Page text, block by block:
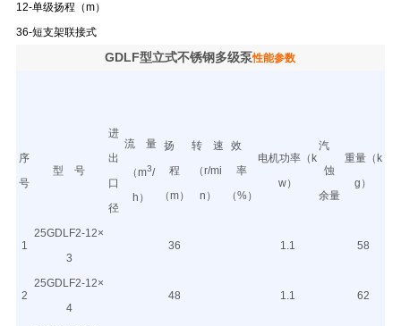
12-单级扬程（m）
36-短支架联接式
GDLF型立式不锈钢多级泵性能参数
序
号
型 号
进
出
口
径
流 量
（m3/
h）
扬
程
（m）
转 速
（r/mi
n）
效
率
（%）
电机功率（k
w）
汽
蚀
余量
重量（k
g）
1
25GDLF2-12×
3
36 1.1 58
2
25GDLF2-12×
4
48 1.1 62